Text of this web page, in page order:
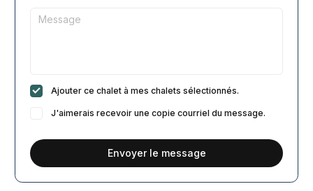
Ajouter ce chalet à mes chalets sélectionnés.
J'aimerais recevoir une copie courriel du message.
Envoyer le message